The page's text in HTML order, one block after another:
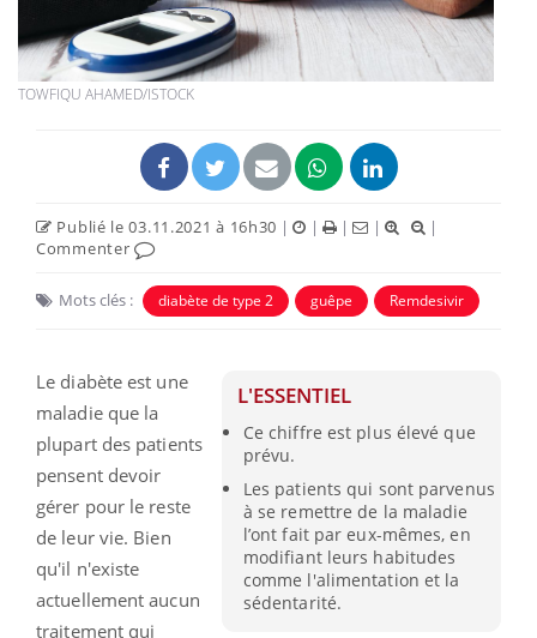
TOWFIQU AHAMED/ISTOCK
Publié le 03.11.2021 à 16h30 | | | |
|
Commenter
Mots clés : diabète de type 2 guêpe Remdesivir
L'ESSENTIEL
Ce chiffre est plus élevé que
prévu.
Les patients qui sont parvenus
à se remettre de la maladie
l’ont fait par eux-mêmes, en
modifiant leurs habitudes
comme l'alimentation et la
sédentarité.
Le diabète est une
maladie que la
plupart des patients
pensent devoir
gérer pour le reste
de leur vie. Bien
qu'il n'existe
actuellement aucun
traitement qui